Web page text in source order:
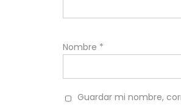
Nombre *
Guardar mi nombre,